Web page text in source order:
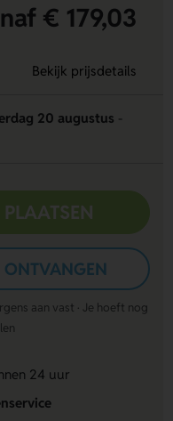
€ 179,03
Bekijk prijsdetails
20 augustus
ONTVANGEN
aan vast · Je hoeft nog
24 uur